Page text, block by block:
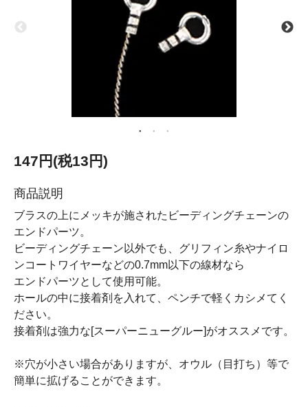
147円(税13円)
商品説明
ブラスの上にメッキが施されたビーディングチェーンの
エンドパーツ。
ビーディングチェーン以外でも、グリフィン糸やナイロ
ンコートワイヤーなどの0.7mm以下の線材なら
エンドパーツとして使用可能。
ホールの中に接着剤を入れて、ペンチで軽くカシメてく
ださい。
接着剤は強力な[スーパーニューグルー]がオススメです。
※穴が小さい場合がありますが、オウル（目打ち）等で
簡単に拡げることができます。